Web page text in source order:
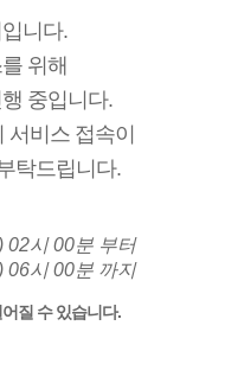
니다.
위해
중입니다.
비스 접속이
탁드립니다.
02시 00분 부터
06시 00분 까지
질 수 있습니다.